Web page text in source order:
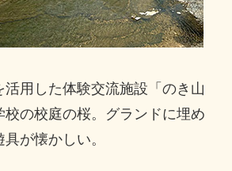
用した体験交流施設「のき山
校の校庭の桜。グランドに埋め
が懐かしい。